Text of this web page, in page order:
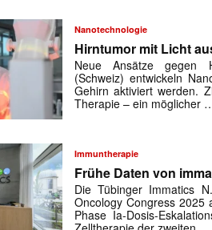
Mit
E-
Mail
Nanotechnologie
Hirntumor mit Licht
Neue Ansätze gegen
(Schweiz) entwickeln
Gehirn aktiviert werden.
Therapie – ein möglicher
Immuntherapie
Frühe Daten von
Die Tübinger Immatics
Oncology Congress 2025
Phase Ia-Dosis-